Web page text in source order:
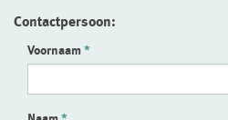
Contactpersoon:
Voornaam